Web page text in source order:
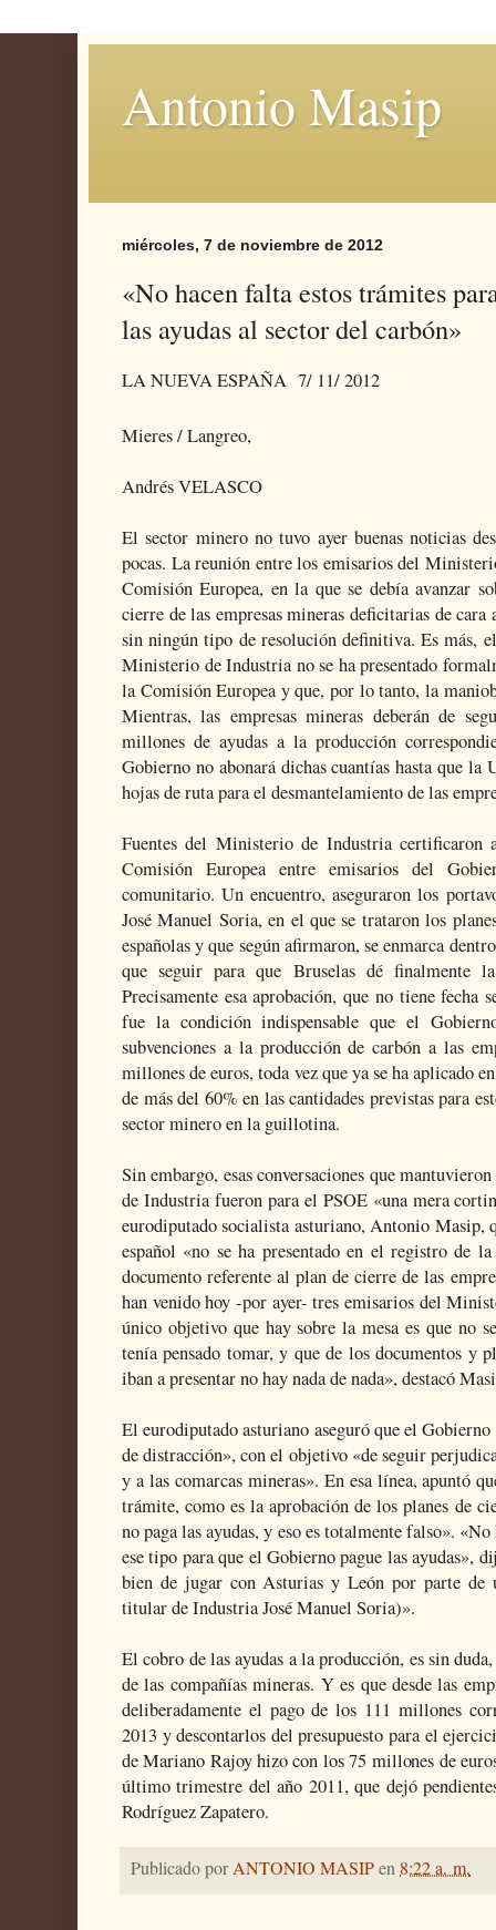
Antonio Masip
miércoles, 7 de noviembre de 2012
«No hacen falta estos trámites
las ayudas al sector del carbón»
LA NUEVA ESPAÑA 7/ 11/ 2012
Mieres / Langreo,
Andrés VELASCO
El sector minero no tuvo ayer buenas noticias
pocas. La reunión entre los emisarios del
Comisión Europea, en la que se debía avanzar
cierre de las empresas mineras deficitarias de
sin ningún tipo de resolución definitiva. Es más,
Ministerio de Industria no se ha presentado
la Comisión Europea y que, por lo tanto, la
Mientras, las empresas mineras deberán de
millones de ayudas a la producción
Gobierno no abonará dichas cuantías hasta que la
hojas de ruta para el desmantelamiento de las
Fuentes del Ministerio de Industria certificaron
Comisión Europea entre emisarios del
comunitario. Un encuentro, aseguraron los
José Manuel Soria, en el que se trataron los
españolas y que según afirmaron, se enmarca
que seguir para que Bruselas dé finalmente
Precisamente esa aprobación, que no tiene
fue la condición indispensable que el
subvenciones a la producción de carbón a las
millones de euros, toda vez que ya se ha aplicado
de más del 60% en las cantidades previstas para
sector minero en la guillotina.
Sin embargo, esas conversaciones que
de Industria fueron para el PSOE «una mera
eurodiputado socialista asturiano, Antonio Masip,
español «no se ha presentado en el registro de
documento referente al plan de cierre de las
han venido hoy -por ayer- tres emisarios del
único objetivo que hay sobre la mesa es que no
tenía pensado tomar, y que de los documentos y
iban a presentar no hay nada de nada», destacó
El eurodiputado asturiano aseguró que el
de distracción», con el objetivo «de seguir
y a las comarcas mineras». En esa línea, apuntó
trámite, como es la aprobación de los planes de
no paga las ayudas, y eso es totalmente falso».
ese tipo para que el Gobierno pague las ayudas»,
bien de jugar con Asturias y León por parte de
titular de Industria José Manuel Soria)».
El cobro de las ayudas a la producción, es sin
de las compañías mineras. Y es que desde las
deliberadamente el pago de los 111 millones
2013 y descontarlos del presupuesto para el
de Mariano Rajoy hizo con los 75 millones de
último trimestre del año 2011, que dejó
Rodríguez Zapatero.
Publicado porANTONIO MASIPen 8:22 a. m.